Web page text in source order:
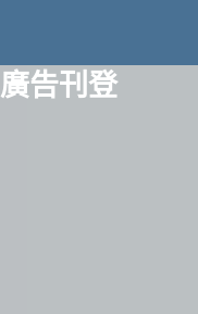
廣告刊登